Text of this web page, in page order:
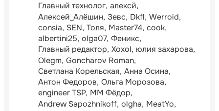
Главный технолог алексй
Алексей_Алёшин Зевс Dkfl Werroid
consia SEN Толя Master74 cook
albertini25 olga07 Феникс
Главный редактор Xoxol юлия захарова
Olegm Goncharov Roman
Светлана Корельская Анна Осина
Антон Федоров Ольга Морозова
engineer TSP ММ Фёдор
Andrew Sapozhnikoff olgha MeatYo